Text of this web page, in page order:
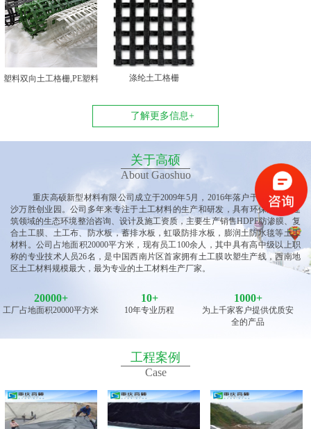
塑料双向土工格栅,PE塑料 涤纶土工格栅
了解更多信息+
关于高硕
About Gaoshuo
重庆高硕新型材料有限公司 成立于2009年5月，2016年落户于重庆垫江黄
沙万胜创业园 。公司多年来专注于土工材料的生产和研发，具有环保产业、建
筑领域的生态环境整治咨询、设计及施工资质，主要生产销售HDPE防渗膜、复
合土工膜、土工布、防水板，蓄排水板，虹吸防排水板，膨润土防水毯等土工
材料。公司占地面积20000平方米，现有员工100余人，其中具有高中级以上职
称的专业技术人员26名，是中国西南片区首家拥有土工膜吹塑生产线，西南地
区土工材料规模最大，最为专业的土工材料生产厂家。
20000+
工厂占地面积20000平方米
10+
10年专业历程
1000+
为上千家客户提供优质安
全的产品
工程案例
Case